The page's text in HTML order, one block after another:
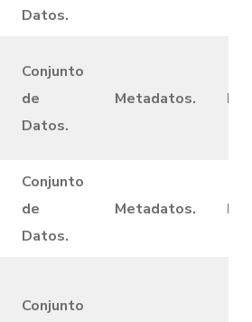
Datos.
Conjunto
de
Datos.
Metadatos.
Conjunto
de
Datos.
Metadatos.
Conjunto